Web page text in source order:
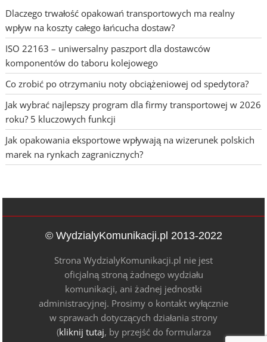
Dlaczego trwałość opakowań transportowych ma realny
wpływ na koszty całego łańcucha dostaw?
ISO 22163 – uniwersalny paszport dla dostawców
komponentów do taboru kolejowego
Co zrobić po otrzymaniu noty obciążeniowej od spedytora?
Jak wybrać najlepszy program dla firmy transportowej w 2026
roku? 5 kluczowych funkcji
Jak opakowania eksportowe wpływają na wizerunek polskich
marek na rynkach zagranicznych?
© WydzialyKomunikacji.pl 2013-2022
Strona WydzialyKomunikacji.pl nie jest
oficjalną stroną żadnego wydziału
komunikacji, ani żadnej jednostki
administracyjnej. Prosimy o kontakt wyłącznie
w sprawach dotyczących działania strony
(kliknij tutaj, by przejść do formularza